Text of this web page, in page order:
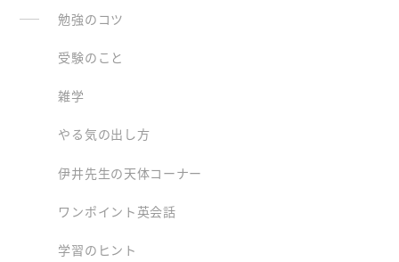
勉強のコツ
受験のこと
雑学
やる気の出し方
伊井先生の天体コーナー
ワンポイント英会話
学習のヒント